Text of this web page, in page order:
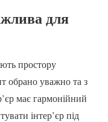
для
простору
обрано уважно та з
має гармонійний
інтер’єр під